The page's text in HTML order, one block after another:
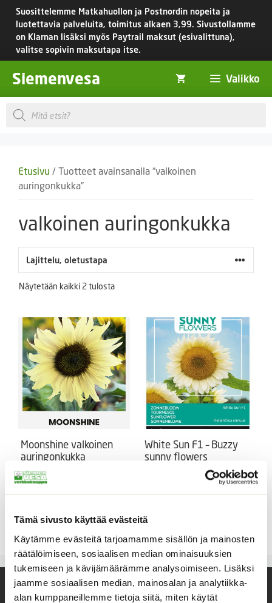
Tämä sivusto käyttää evästeitä
Käytämme evästeitä tarjoamamme sisällön ja mainosten
räätälöimiseen, sosiaalisen median ominaisuuksien
tukemiseen ja kävijämäärämme analysoimiseen. Lisäksi
jaamme sosiaalisen median, mainosalan ja analytiikka-
alan kumppaneillemme tietoja siitä, miten käytät
Siirry
sisältöön
Suosittelemme Matkahuollon ja Postnordin nopeita ja
luotettavia palveluita, toimitus alkaen 3,99. Sivustollamme
on Klarnan lisäksi myös Paytrail maksut (esivalittuna),
valitse sopivin maksutapa itse.
Siemenvesa Valikko
Products
search
Etusivu / Tuotteet avainsanalla “valkoinen
auringonkukka”
valkoinen auringonkukka
Näytetään kaikki 2 tulosta
Moonshine valkoinen
auringonkukka
Helianthus annuus
’Moonshine’
White Sun F1 – Buzzy
sunny flowers
auringonkukka
Yhteystiedot